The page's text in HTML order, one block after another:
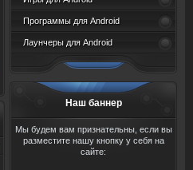
Программы для Android
Лаунчеры для Android
Наш баннер
Мы будем вам признательны, если вы
разместите нашу кнопку у себя на
сайте: